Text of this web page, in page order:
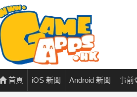
首頁 iOS 新聞 Android 新聞 事前